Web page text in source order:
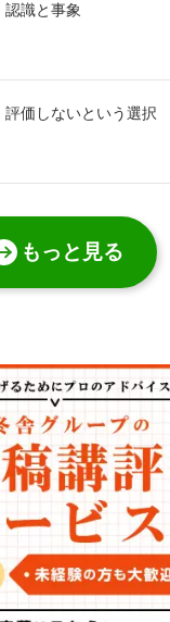
認識と事象
評価しないという選択
もっと見る